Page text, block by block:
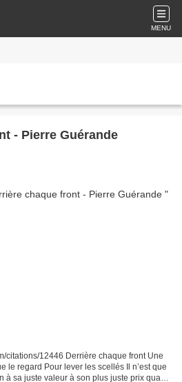
MENU
Derrière chaque front - Pierre Guérande
citations/12446 Derrière chaque front Une
le regard Pour lever les scellés Il n’est que
sa juste valeur à son plus juste prix quand